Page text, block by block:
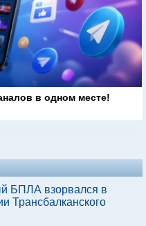
в одном месте!
БПЛА взорвался в
Трансбалканского